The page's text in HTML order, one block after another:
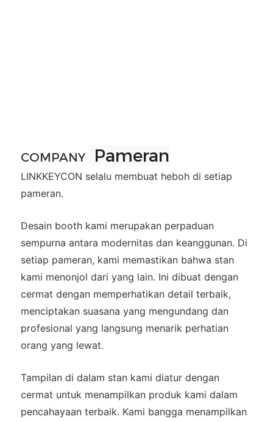
COMPANY Pameran
LINKKEYCON selalu membuat heboh di setiap
pameran.
Desain booth kami merupakan perpaduan
sempurna antara modernitas dan keanggunan. Di
setiap pameran, kami memastikan bahwa stan
kami menonjol dari yang lain. Ini dibuat dengan
cermat dengan memperhatikan detail terbaik,
menciptakan suasana yang mengundang dan
profesional yang langsung menarik perhatian
orang yang lewat.
Tampilan di dalam stan kami diatur dengan
cermat untuk menampilkan produk kami dalam
pencahayaan terbaik. Kami bangga menampilkan